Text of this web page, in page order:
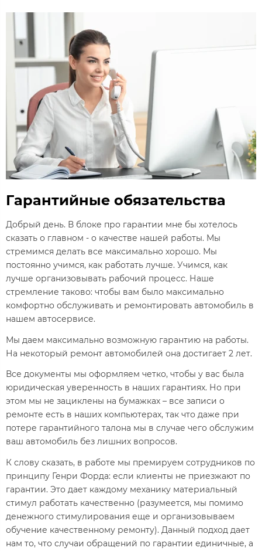
Гарантийные обязательства
Добрый день. В блоке про гарантии мне бы хотелось
сказать о главном - о качестве нашей работы. Мы
стремимся делать все максимально хорошо. Мы
постоянно учимся, как работать лучше. Учимся, как
лучше организовывать рабочий процесс. Наше
стремление таково: чтобы вам было максимально
комфортно обслуживать и ремонтировать автомобиль в
нашем автосервисе.
Мы даем максимально возможную гарантию на работы.
На некоторый ремонт автомобилей она достигает 2 лет.
Все документы мы оформляем четко, чтобы у вас была
юридическая уверенность в наших гарантиях. Но при
этом мы не зациклены на бумажках – все записи о
ремонте есть в наших компьютерах, так что даже при
потере гарантийного талона мы в случае чего обслужим
ваш автомобиль без лишних вопросов.
К слову сказать, в работе мы премируем сотрудников по
принципу Генри Форда: если клиенты не приезжают по
гарантии. Это дает каждому механику материальный
стимул работать качественно (разумеется, мы помимо
денежного стимулирования еще и организовываем
обучение качественному ремонту). Данный подход дает
нам то, что случаи обращений по гарантии единичные, а